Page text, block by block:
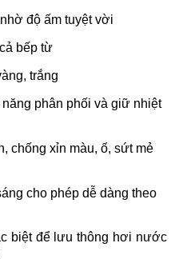
độ ấm tuyệt vời
bếp từ
trắng
phân phối và giữ nhiệt
chống xỉn màu, ố, sứt mẻ
cho phép dễ dàng theo
biệt để lưu thông hơi nước